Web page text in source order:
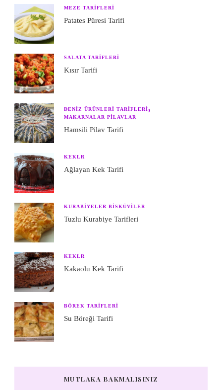
MEZE TARIFLERI
Patates Püresi Tarifi
SALATA TARIFLERI
Kısır Tarifi
DENIZ ÜRÜNLERI TARIFLERI
MAKARNALAR PILAVLAR
Hamsili Pilav Tarifi
KEKLR
Ağlayan Kek Tarifi
KURABIYELER BISKÜVILER
Tuzlu Kurabiye Tarifleri
KEKLR
Kakaolu Kek Tarifi
BÖREK TARIFLERI
Su Böreği Tarifi
MUTLAKA BAKMALISINIZ